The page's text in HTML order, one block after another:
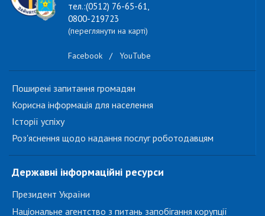
тел.:(0512) 76-65-61,
0800-219723
(переглянути на карті)
Facebook / YouTube
Поширені запитання громадян
Корисна інформація для населення
Історії успіху
Роз'яснення щодо надання послуг роботодавцям
Державні інформаційні ресурси
Президент України
Національне агентство з питань запобігання корупції